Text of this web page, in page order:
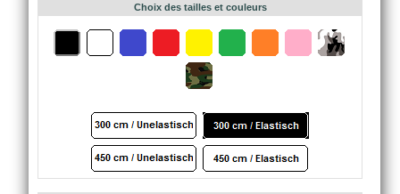
Choix des tailles et couleurs